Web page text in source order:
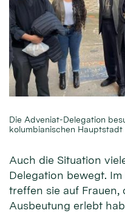
Die Adveniat-Delegation
kolumbianischen Hauptstadt
Auch die Situation
Delegation bewegt. Im
treffen sie auf Frauen,
Ausbeutung erlebt